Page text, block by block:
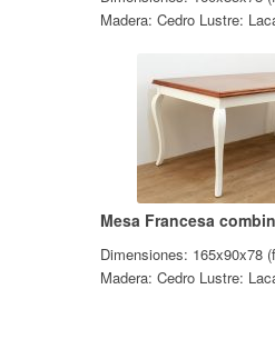
Madera: Cedro Lustre:
Mesa Francesa
Dimensiones: 165x90x78
Madera: Cedro Lustre: